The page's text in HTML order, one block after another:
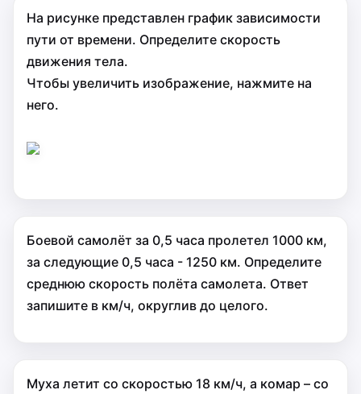
На рисунке представлен график зависимости
пути от времени. Определите скорость
движения тела.
Чтобы увеличить изображение, нажмите на
него.
Боевой самолёт за 0,5 часа пролетел 1000 км,
за следующие 0,5 часа - 1250 км. Определите
среднюю скорость полёта самолета. Ответ
запишите в км/ч, округлив до целого.
Муха летит со скоростью 18 км/ч, а комар – со